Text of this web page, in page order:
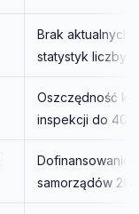
Brak aktualnych
statystyk liczby
Oszczędność
inspekcji do 40%
Dofinansowanie
samorządów